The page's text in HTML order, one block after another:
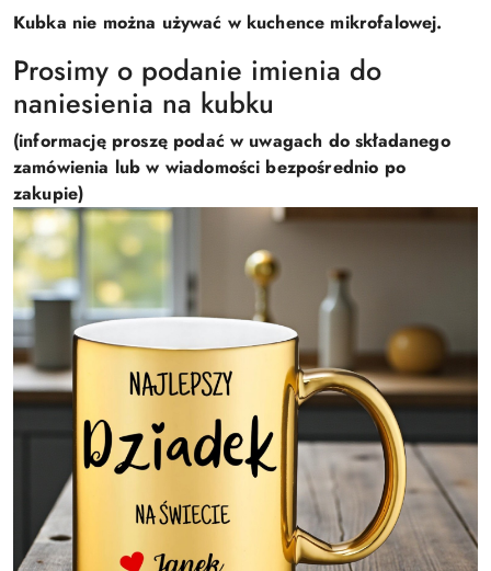
Kubka nie można używać w kuchence mikrofalowej.
Prosimy o podanie imienia do
naniesienia na kubku
(informację proszę podać w uwagach do składanego
zamówienia lub w wiadomości bezpośrednio po
zakupie)